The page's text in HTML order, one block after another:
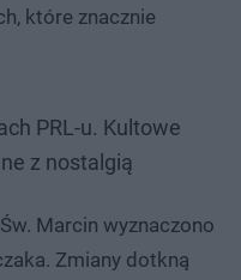
które znacznie
PRL-u. Kultowe
z nostalgią
Marcin wyznaczono
Zmiany dotkną